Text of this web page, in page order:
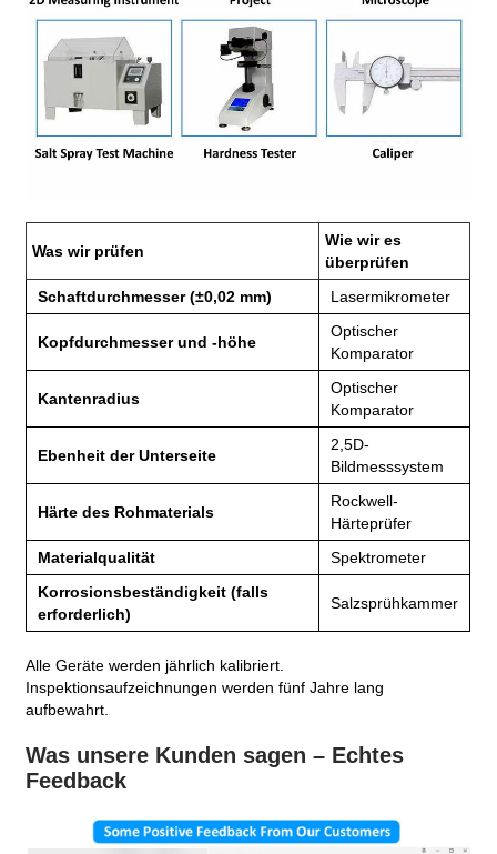
Was wir prüfen
Wie wir es
überprüfen
Schaftdurchmesser (±0,02 mm)
Lasermikrometer
Kopfdurchmesser und -höhe
Optischer
Komparator
Kantenradius
Optischer
Komparator
Ebenheit der Unterseite
2,5D-
Bildmesssystem
Härte des Rohmaterials
Rockwell-
Härteprüfer
Materialqualität
Spektrometer
Korrosionsbeständigkeit (falls
erforderlich)
Salzsprühkammer
Alle Geräte werden jährlich kalibriert.
Inspektionsaufzeichnungen werden fünf Jahre lang
aufbewahrt.
Was unsere Kunden sagen – Echtes
Feedback